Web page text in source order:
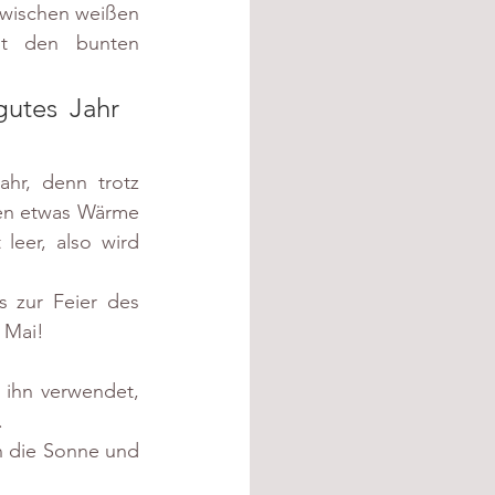
weißen
den bunten
Jahr
denn trotz
etwas Wärme
also wird
zur Feier des
verwendet,
die Sonne und